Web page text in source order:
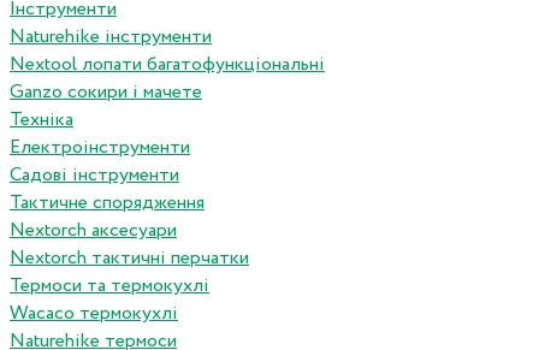
Інструменти
Naturehike інструменти
Nextool лопати багатофункціональні
Ganzo сокири і мачете
Техніка
Електроінструменти
Садові інструменти
Тактичне спорядження
Nextorch аксесуари
Nextorch тактичні перчатки
Термоси та термокухлі
Wacaco термокухлі
Naturehike термоси